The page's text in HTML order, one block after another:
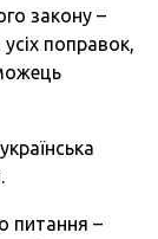
закону –
поправок,
питання –